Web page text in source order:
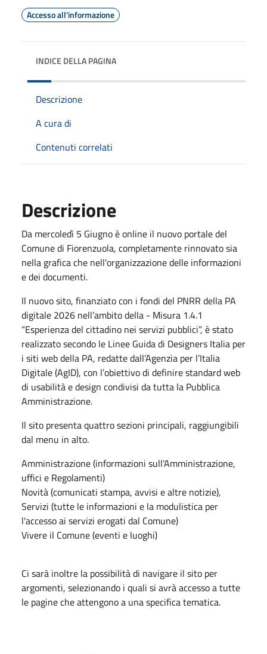
Accesso all'informazione
INDICE DELLA PAGINA
Descrizione
A cura di
Contenuti correlati
Descrizione
Da mercoledì 5 Giugno è online il nuovo portale del
Comune di Fiorenzuola, completamente rinnovato sia
nella grafica che nell'organizzazione delle informazioni
e dei documenti.
Il nuovo sito, finanziato con i fondi del PNRR della PA
digitale 2026 nell’ambito della - Misura 1.4.1
“Esperienza del cittadino nei servizi pubblici”, è stato
realizzato secondo le Linee Guida di Designers Italia per
i siti web della PA, redatte dall’Agenzia per l’Italia
Digitale (AgID), con l’obiettivo di definire standard web
di usabilità e design condivisi da tutta la Pubblica
Amministrazione.
Il sito presenta quattro sezioni principali, raggiungibili
dal menu in alto.
Amministrazione (informazioni sull'Amministrazione,
uffici e Regolamenti)
Novità (comunicati stampa, avvisi e altre notizie),
Servizi (tutte le informazioni e la modulistica per
l'accesso ai servizi erogati dal Comune)
Vivere il Comune (eventi e luoghi)
Ci sarà inoltre la possibilità di navigare il sito per
argomenti, selezionando i quali si avrà accesso a tutte
le pagine che attengono a una specifica tematica.